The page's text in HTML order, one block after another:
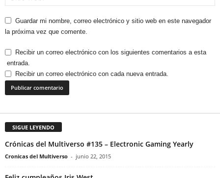
Guardar mi nombre, correo electrónico y sitio web en este navegador
la próxima vez que comente.
Recibir un correo electrónico con los siguientes comentarios a esta
entrada.
Recibir un correo electrónico con cada nueva entrada.
SIGUE LEYENDO
Crónicas del Multiverso #135 – Electronic Gaming Yearly
Cronicas del Multiverso - junio 22, 2015